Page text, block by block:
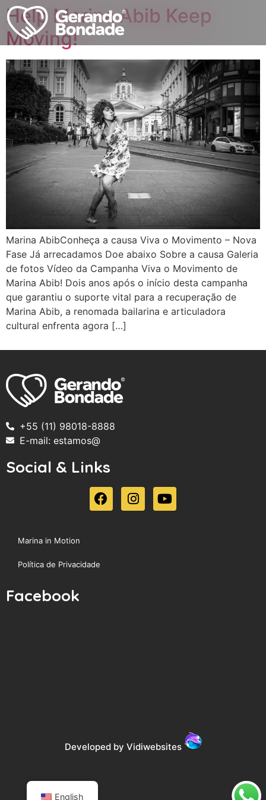
Help Marina Abib Keep
Moving!
Marina AbibConheça a causa Viva o Movimento – Nova
Fase Já arrecadamos Doe abaixo Sobre a causa Galeria
de fotos Vídeo da Campanha Viva o Movimento de
Marina Abib! Dois anos após o início desta campanha
que garantiu o suporte vital para a recuperação de
Marina Abib, a renomada bailarina e articuladora
cultural enfrenta agora […]
+55 (11) 98018-8888
E-mail: estamos@
Social & Links
Marina in Motion
Política de Privacidade
Facebook
Developed by Vidiwebsites
English